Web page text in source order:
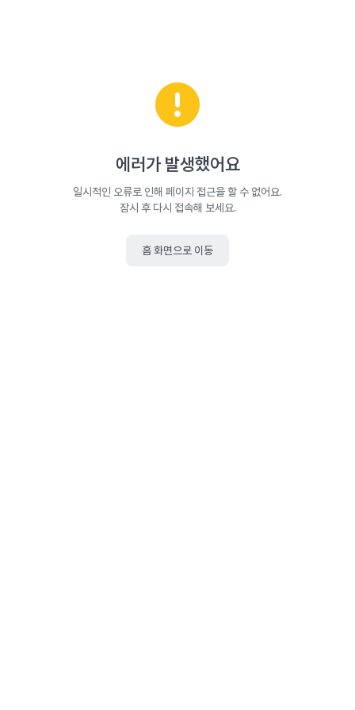
에러가 발생했어요
일시적인 오류로 인해 페이지 접근을 할 수 없어요.
잠시 후 다시 접속해 보세요.
홈 화면으로 이동